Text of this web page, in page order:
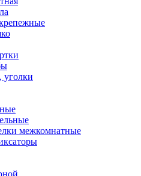
уголки
межкомнатные